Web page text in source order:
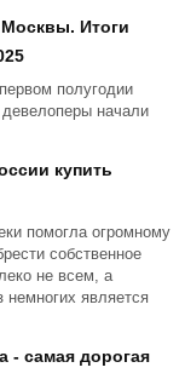
Итоги
полугодии
начали
купить
помогла огромному
собственное
не всем, а
немногих является
- самая дорогая